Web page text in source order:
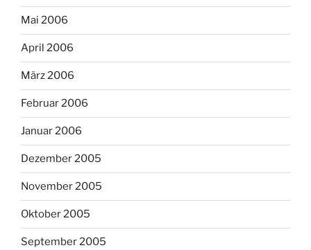
Mai 2006
April 2006
März 2006
Februar 2006
Januar 2006
Dezember 2005
November 2005
Oktober 2005
September 2005